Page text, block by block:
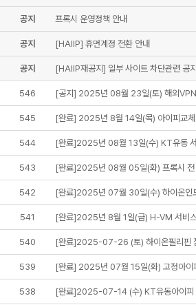
공지 프록시 운영정책 안내
공지 [HAIIP] 휴먼계정 전환 안내
공지 [HAIIP재공지] 일부 사이트 차단관련 공지
546 [공지] 2025년 08월 23일(토) 해외
545 [완료] 2025년 8월 14일(목) 아이피교
544 [완료]2025년 08월 13일(수) KT유동
543 [완료]2025년 08월 05일(화) 프록시 전
542 [완료]2025년 07월 30일(수) 하이온인
541 [완료]2025년 8월 1일(금) H-VM 서비
540 [완료]2025-07-26 (토) 하이온필리핀
539 [완료] 2025년 07월 15일(화) 고정아이
538 [완료]2025-07-14 (수) KT유동아이피